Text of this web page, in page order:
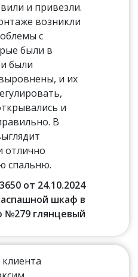
и привезли.
возникли
с
были в
были
и их
и
В
отлично
спальню.
от 24.10.2024
шкаф в
№279 глянцевый